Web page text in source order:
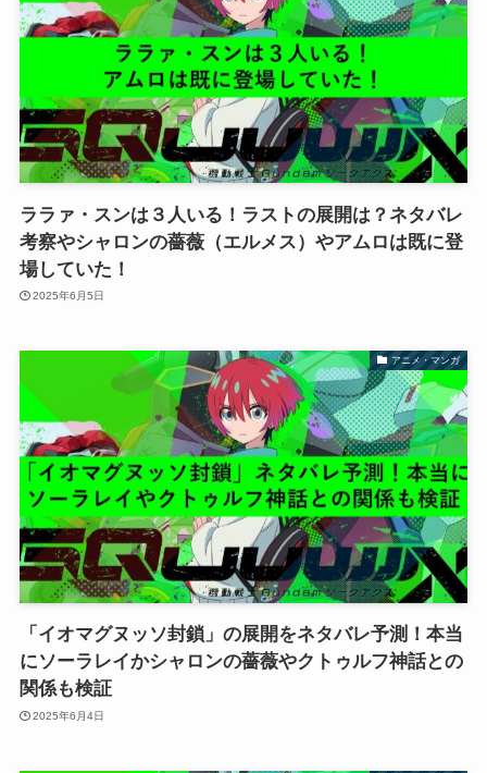
ララァ・スンは３人いる！ラストの展開は？ネタバレ
考察やシャロンの薔薇（エルメス）やアムロは既に登
場していた！
2025年6月5日
アニメ・マンガ
「イオマグヌッソ封鎖」の展開をネタバレ予測！本当
にソーラレイかシャロンの薔薇やクトゥルフ神話との
関係も検証
2025年6月4日